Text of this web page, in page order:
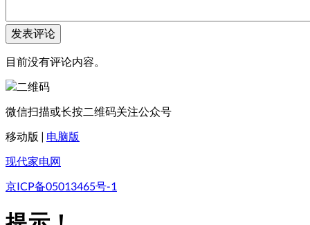
目前没有评论内容。
微信扫描或长按二维码关注公众号
移动版 | 电脑版
现代家电网
京ICP备05013465号-1